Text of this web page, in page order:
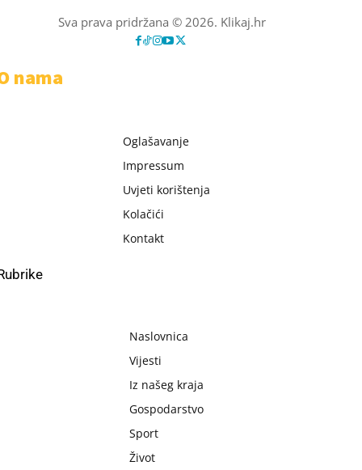
Sva prava pridržana © 2026. Klikaj.hr
nama
Oglašavanje
Impressum
Uvjeti korištenja
Kolačići
Kontakt
Naslovnica
Vijesti
Iz našeg kraja
Gospodarstvo
Sport
Život